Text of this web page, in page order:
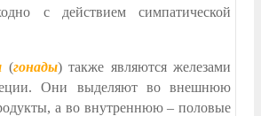
с действием симпатической
(гонады) также являются железами
Они выделяют во внешнюю
а во внутреннюю – половые